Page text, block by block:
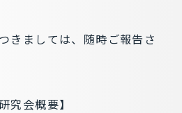
きましては、随時ご報告さ
究会概要】